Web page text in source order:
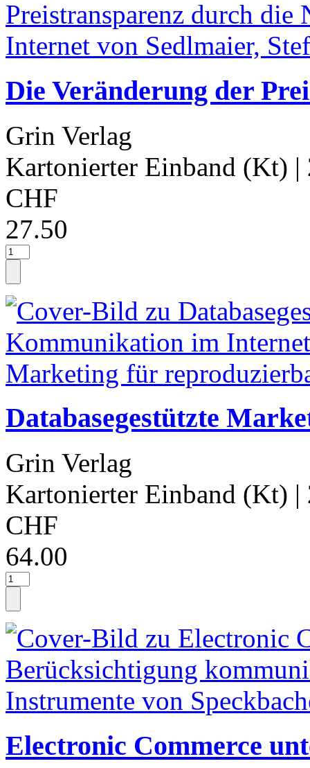
Die Veränderung der
Grin Verlag
Kartonierter Einband (Kt) |
CHF
27.50
Databasegestützte
Grin Verlag
Kartonierter Einband (Kt) |
CHF
64.00
Electronic Commerce